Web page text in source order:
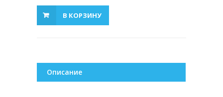
В КОРЗИНУ
Описание